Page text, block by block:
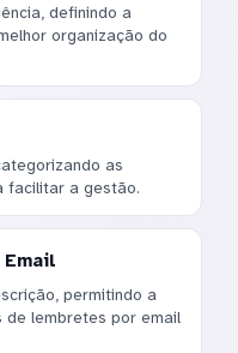
definindo a
organização do
as
facilitar a gestão.
permitindo a
lembretes por email